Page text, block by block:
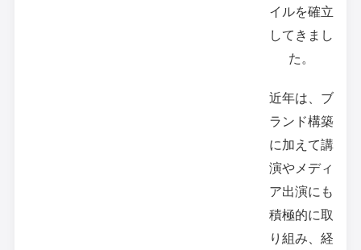
イルを確立
してきまし
た。
近年は、ブ
ランド構築
に加えて講
演やメディ
ア出演にも
積極的に取
り組み、経